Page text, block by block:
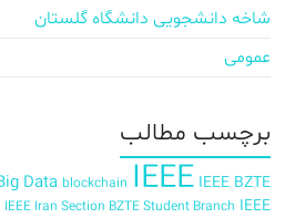
شاخه دانشجویی دانشگاه گلستان
عمومی
برچسب‌ مطالب
Data blockchain IEEE IEEE BZTE
IEEE Iran Section BZTE Student Branch IEEE